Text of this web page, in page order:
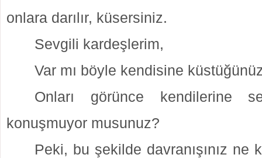
onlara darılır, küsersiniz.
Sevgili kardeşlerim,
Var mı böyle kendisine
Onları görünce kendilerine
konuşmuyor musunuz?
Peki, bu şekilde davranışınız ne